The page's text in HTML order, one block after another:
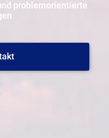
problemorientierte